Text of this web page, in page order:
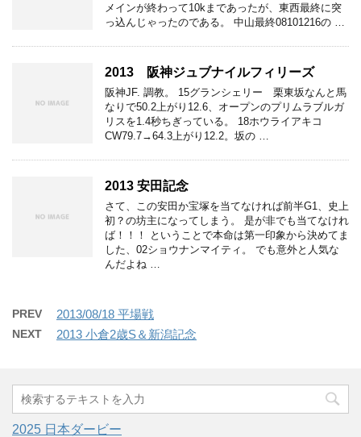
メインが終わって10kまであったが、東西最終に突
っ込んじゃったのである。 中山最終08101216の …
2013 阪神ジュブナイルフィリーズ
阪神JF. 調教。 15グランシェリー 栗東坂なんと馬
なりで50.2上がり12.6、オープンのプリムラブルガ
リスを1.4秒ちぎっている。 18ホウライアキコ
CW79.7→64.3上がり12.2。坂の …
2013 安田記念
さて、この安田か宝塚を当てなければ前半G1、史上
初？の坊主になってしまう。 是が非でも当てなけれ
ば！！！ ということで本命は第一印象から決めてま
した、02ショウナンマイティ。 でも意外と人気な
んだよね …
PREV 2013/08/18 平場戦
NEXT 2013 小倉2歳S＆新潟記念
2025 日本ダービー